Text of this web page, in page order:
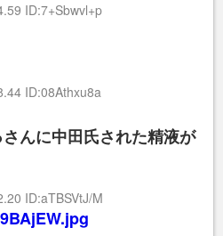
ID:7+Sbwvl+p
ID:08Athxu8a
んに中田氏された精液が
ID:aTBSVtJ/M